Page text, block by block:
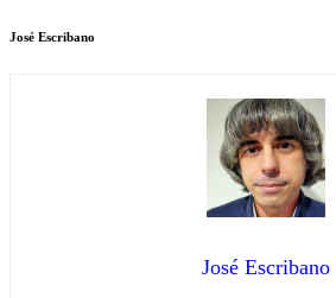
José Escribano
José Escribano